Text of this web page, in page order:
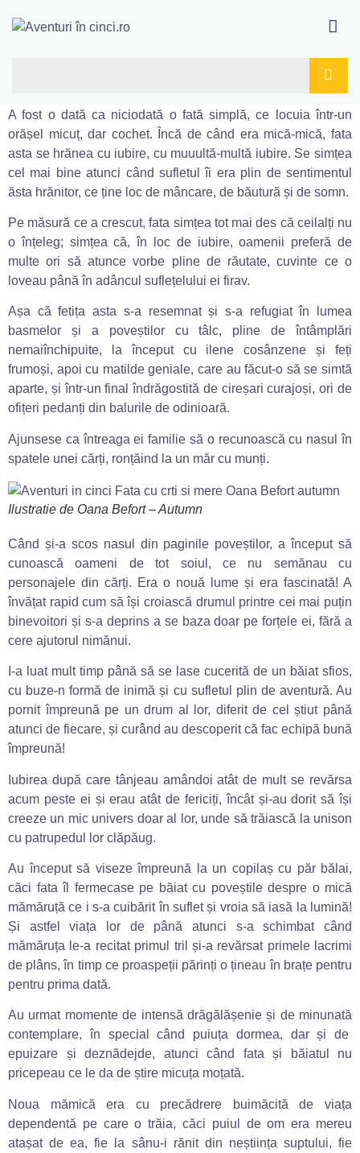
A fost o dată ca niciodată o fată simplă, ce locuia într-un
orășel micuț, dar cochet. Încă de când era mică-mică, fata
asta se hrănea cu iubire, cu muuultă-multă iubire. Se simțea
cel mai bine atunci când sufletul îi era plin de sentimentul
ăsta hrănitor, ce ține loc de mâncare, de băutură și de somn.
Pe măsură ce a crescut, fata simțea tot mai des că ceilalți nu
o înțeleg; simțea că, în loc de iubire, oamenii preferă de
multe ori să atunce vorbe pline de răutate, cuvinte ce o
loveau până în adâncul suflețelului ei firav.
Așa că fetița asta s-a resemnat și s-a refugiat în lumea
basmelor și a poveștilor cu tâlc, pline de întâmplări
nemaiînchipuite, la început cu ilene cosânzene și feți
frumoși, apoi cu matilde geniale, care au făcut-o să se simtă
aparte, și într-un final îndrăgostită de cireșari curajoși, ori de
ofițeri pedanți din balurile de odinioară.
Ajunsese ca întreaga ei familie să o recunoască cu nasul în
spatele unei cărți, ronțăind la un măr cu munți.
Ilustratie de Oana Befort – Autumn
Când și-a scos nasul din paginile poveștilor, a început să
cunoască oameni de tot soiul, ce nu semănau cu
personajele din cărți. Era o nouă lume și era fascinată! A
învățat rapid cum să își croiască drumul printre cei mai puțin
binevoitori și s-a deprins a se baza doar pe forțele ei, fără a
cere ajutorul nimănui.
I-a luat mult timp până să se lase cucerită de un băiat sfios,
cu buze-n formă de inimă și cu sufletul plin de aventură. Au
pornit împreună pe un drum al lor, diferit de cel știut până
atunci de fiecare, și curând au descoperit că fac echipă bună
împreună!
Iubirea după care tânjeau amândoi atât de mult se revărsa
acum peste ei și erau atât de fericiți, încât și-au dorit să își
creeze un mic univers doar al lor, unde să trăiască la unison
cu patrupedul lor clăpăug.
Au început să viseze împreună la un copilaș cu păr bălai,
căci fata îl fermecase pe băiat cu poveștile despre o mică
mămăruță ce i s-a cuibărit în suflet și vroia să iasă la lumină!
Și astfel viața lor de până atunci s-a schimbat când
mămăruța le-a recitat primul tril și-a revărsat primele lacrimi
de plâns, în timp ce proaspeții părinți o țineau în brațe pentru
pentru prima dată.
Au urmat momente de intensă drăgălășenie și de minunată
contemplare, în special când puiuța dormea, dar și de
epuizare și deznădejde, atunci când fata și băiatul nu
pricepeau ce le da de știre micuța moțată.
Noua mămică era cu precădrere buimăcită de viața
dependentă pe care o trăia, căci puiul de om era mereu
atașat de ea, fie la sânu-i rănit din neștiința suptului, fie